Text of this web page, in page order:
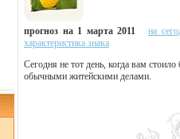
прогноз на 1 марта 2011
на
характеристика знака
Сегодня не тот день, когда вам
обычными житейскими делами.